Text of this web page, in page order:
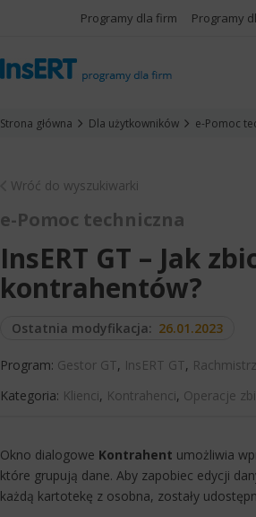
Programy dla firm Programy
Strona główna Dla użytkowników e-Pomoc
Wróć do wyszukiwarki
e-Pomoc techniczna
InsERT GT – Jak
kontrahentów?
Ostatnia modyfikacja: 26.01.2023
Program: Gestor GT, InsERT GT,
Kategoria: Klienci, Kontrahenci, Operacje
​Okno dialogowe Kontrahent umożliwia
które grupują dane. Aby zapobiec edycji
każdą kartotekę z osobna, zostały